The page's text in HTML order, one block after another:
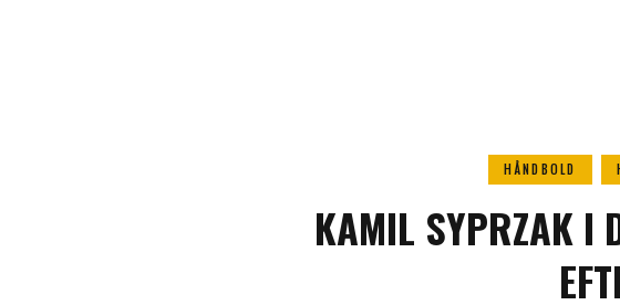
HÅNDBOLD
KAMIL SYPRZAK I